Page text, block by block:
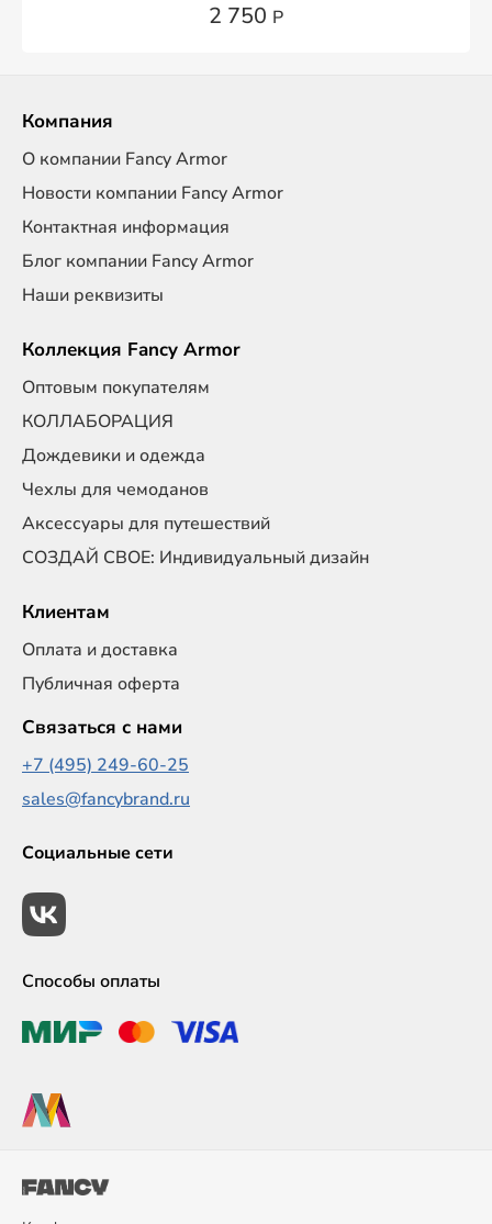
2 750 Р
Компания
О компании Fancy Armor
Новости компании Fancy Armor
Контактная информация
Блог компании Fancy Armor
Наши реквизиты
Коллекция Fancy Armor
Оптовым покупателям
КОЛЛАБОРАЦИЯ
Дождевики и одежда
Чехлы для чемоданов
Аксессуары для путешествий
СОЗДАЙ СВОЕ: Индивидуальный дизайн
Клиентам
Оплата и доставка
Публичная оферта
Связаться с нами
+7 (495) 249-60-25
sales@fancybrand.ru
Социальные сети
Способы оплаты